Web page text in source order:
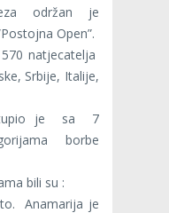
održan je
Open”.
natjecatelja
Srbije, Italije,
je sa 7
borbe
bili su :
Anamarija je